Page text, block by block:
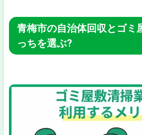
青梅市の自治体回収とゴミ
っちを選ぶ?